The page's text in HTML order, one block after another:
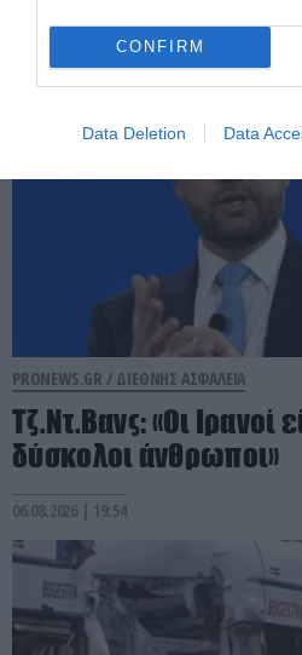
CONFIRM
Data Deletion Data
06.08.2026 | 20:23
PRONEWS.GR / ΔΙΕΘΝΗΣ ΑΣΦΑΛΕΙΑ
Τζ.Ντ.Βανς: «Οι Ιρανοί
δύσκολοι άνθρωποι»
06.08.2026 | 19:54